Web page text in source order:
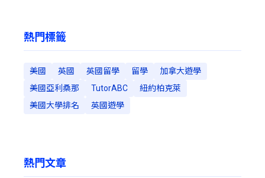
熱門標籤
美國 英國 英國留學 留學
加拿大遊學
美國亞利桑那
TutorABC
紐約柏克萊
美國大學排名
英國遊學
熱門文章